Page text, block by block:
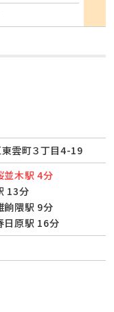
雲町３丁目4-19
並木駅 4分
13分
餉隈駅 9分
日原駅 16分